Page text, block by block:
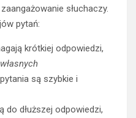
słuchaczy.
pytań:
krótkiej odpowiedzi,
są szybkie i
do dłuższej odpowiedzi,